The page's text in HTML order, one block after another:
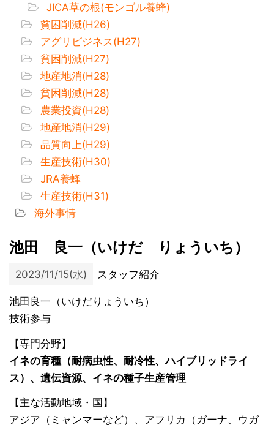
JICA草の根(モンゴル養蜂)
貧困削減(H26)
アグリビジネス(H27)
貧困削減(H27)
地産地消(H28)
貧困削減(H28)
農業投資(H28)
地産地消(H29)
品質向上(H29)
生産技術(H30)
JRA養蜂
生産技術(H31)
海外事情
池田 良一（いけだ りょういち）
2023/11/15(水) スタッフ紹介
池田良一（いけだりょういち）
技術参与
【専門分野】
イネの育種（耐病虫性、耐冷性、ハイブリッドライ
ス）、遺伝資源、イネの種子生産管理
【主な活動地域・国】
アジア（ミャンマーなど）、アフリカ（ガーナ、ウガ